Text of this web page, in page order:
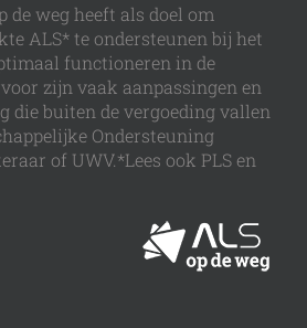
de weg heeft als doel om
ALS* te ondersteunen bij het
functioneren in de
zijn vaak aanpassingen en
die buiten de vergoeding vallen
Ondersteuning
of UWV.*Lees ook PLS en